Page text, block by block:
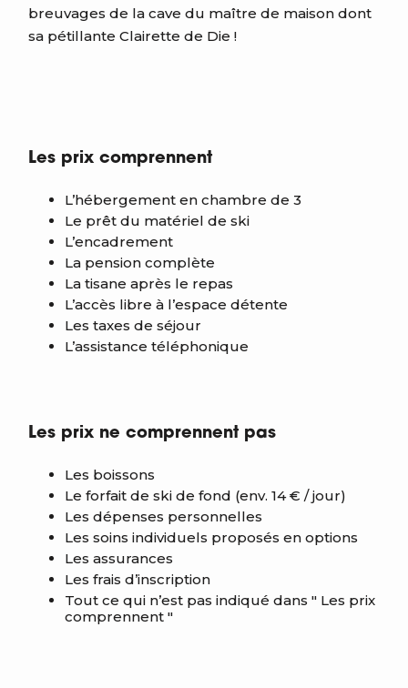
breuvages de la cave du maître de maison dont
sa pétillante Clairette de Die !
Les prix comprennent
L’hébergement en chambre de 3
Le prêt du matériel de ski
L’encadrement
La pension complète
La tisane après le repas
L’accès libre à l’espace détente
Les taxes de séjour
L’assistance téléphonique
Les prix ne comprennent pas
Les boissons
Le forfait de ski de fond (env. 14 € / jour)
Les dépenses personnelles
Les soins individuels proposés en options
Les assurances
Les frais d’inscription
Tout ce qui n’est pas indiqué dans " Les prix
comprennent "